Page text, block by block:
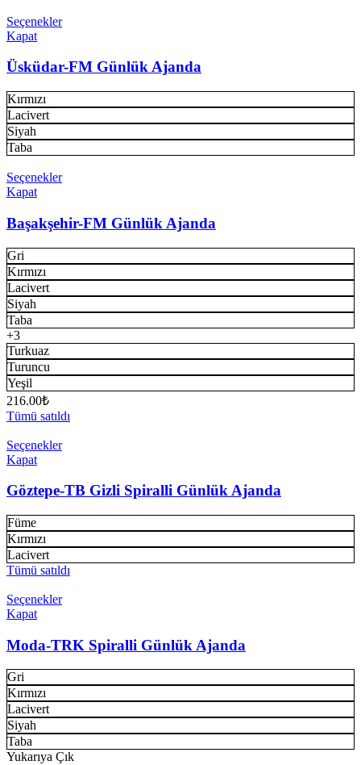
Seçenekler
Kapat
Üsküdar-FM Günlük Ajanda
Kırmızı
Lacivert
Siyah
Taba
Seçenekler
Kapat
Başakşehir-FM Günlük Ajanda
Gri
Kırmızı
Lacivert
Siyah
Taba
+3
Turkuaz
Turuncu
Yeşil
216.00₺
Tümü satıldı
Seçenekler
Kapat
Göztepe-TB Gizli Spiralli Günlük Ajanda
Füme
Kırmızı
Lacivert
Tümü satıldı
Seçenekler
Kapat
Moda-TRK Spiralli Günlük Ajanda
Gri
Kırmızı
Lacivert
Siyah
Taba
Yukarıya Çık